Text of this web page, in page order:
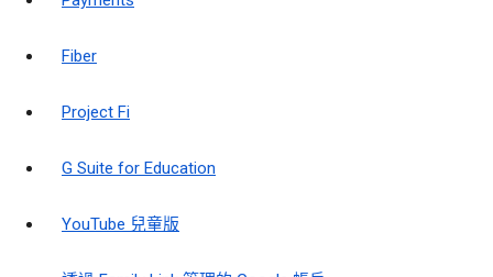
Fiber
Project Fi
G Suite for Education
YouTube 兒童版